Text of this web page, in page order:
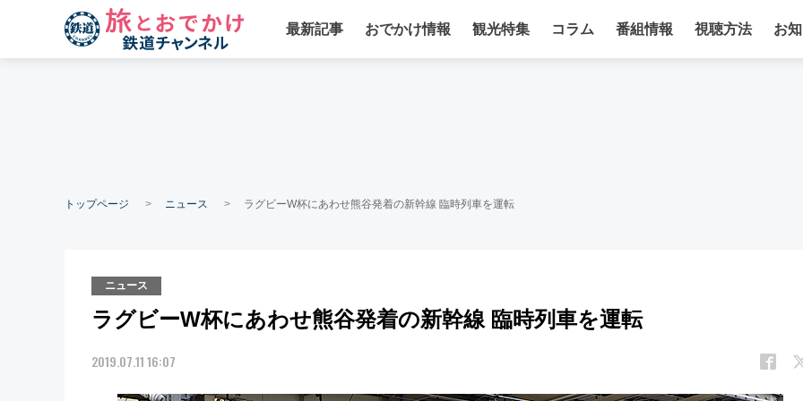
最新記事 おでかけ情報 観光特集 コラム 番組情報 視聴方法 お
トップページ ニュース ラグビーW杯にあわせ熊谷発着の新幹線 臨時列車を運転
ニュース
ラグビーW杯にあわせ熊谷発着の新幹線 臨時列車を運転
2019.07.11 16:07